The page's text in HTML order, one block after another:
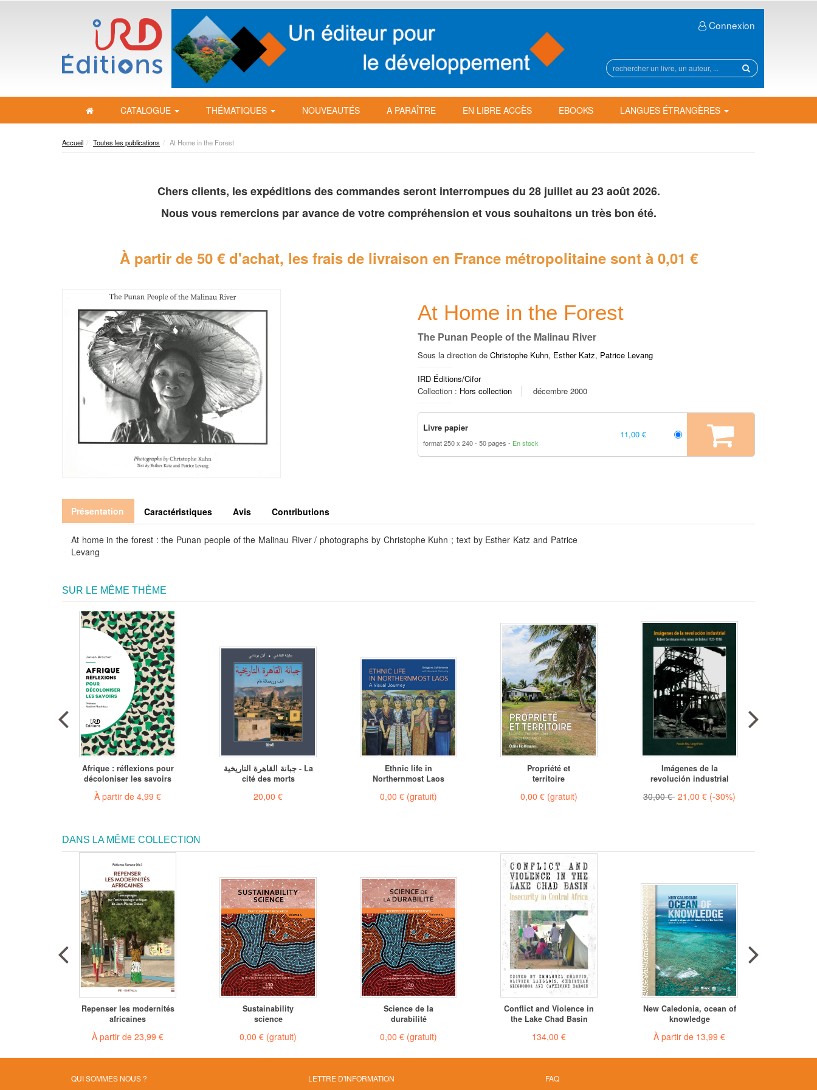
Connexion
sur
site
CATALOGUE
THÉMATIQUES NOUVEAUTÉS A PARAÎTRE EN LIBRE ACCÈS EBOOKS LANGUES ÉTRANGÈRES
Accueil Toutes les publications At Home in the Forest
Chers clients, les expéditions des commandes seront interrompues du 28 juillet au 23 août 2026.
Nous vous remercions par avance de votrecompréhension et vous souhaitons un très bon été.
À partir de 50 € d'achat, les frais de livraison en France métropolitainesont à 0,01 €
At Home in the Forest
The Punan People of the Malinau River
Sous la direction de Christophe Kuhn, Esther Katz, Patrice Levang
IRD Éditions/Cifor
Collection : Hors collection décembre 2000
Livre papier
format 250 x 240 50 pages En stock
11,00 €
Présentation Caractéristiques Avis Contributions
At home in the forest : the Punan people of the Malinau River / photographs by Christophe Kuhn ; text by Esther Katz and Patrice
Levang
SUR LE MÊME THÈME
Afrique : réflexions pour
décoloniser les savoirs
À partir de 4,99 €
جبانة القاهرة التاريخية - La
cité des morts
20,00 €
Ethnic life in
Northernmost Laos
0,00 € (gratuit)
Propriété et
territoire
0,00 € (gratuit)
Imágenes de la
revolución industrial
30,00 € 21,00 € (-30%)
DANS LA MÊME COLLECTION
Repenser les modernités
africaines
À partir de 23,99 €
Sustainability
science
0,00 € (gratuit)
Science de la
durabilité
0,00 € (gratuit)
Conflict and Violence in
the Lake Chad Basin
134,00 €
New Caledonia, ocean of
knowledge
À partir de 13,99 €
QUI SOMMES NOUS ?
LETTRE D'INFORMATION
FAQ